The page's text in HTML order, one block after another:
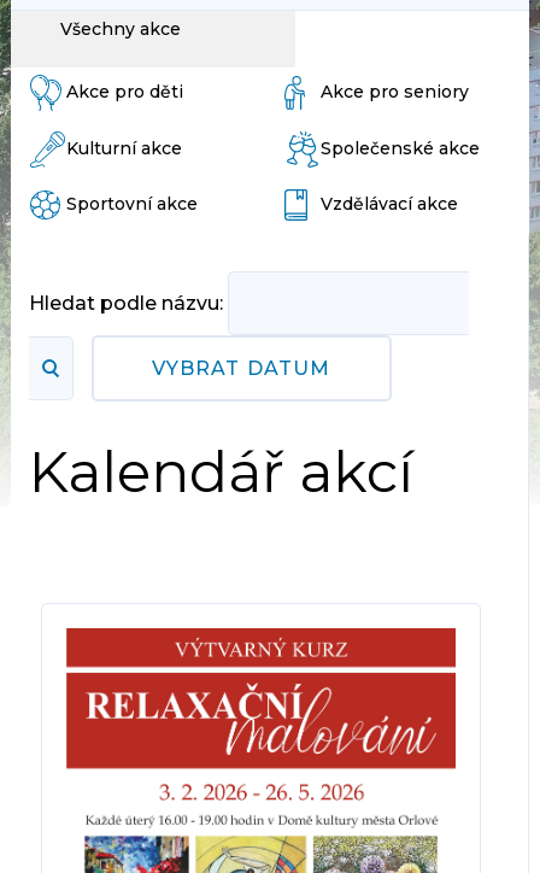
Hledat podle názvu:
VYBRAT DATUM
Kalendář akcí
Všechny akce
Akce pro děti Akce pro seniory
Kulturní akce Společenské akce
Sportovní akce Vzdělávací akce